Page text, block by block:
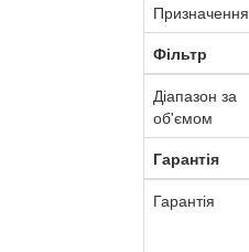
Призначення
Фільтр
Діапазон за
об'ємом
Гарантія
Гарантія